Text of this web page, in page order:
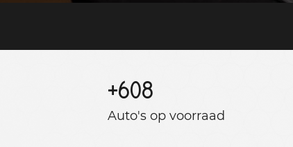
+608
Auto's op voorraad